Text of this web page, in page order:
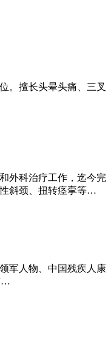
。擅长头晕头痛、三叉
外科治疗工作，迄今完
斜颈、扭转痉挛等…
军人物、中国残疾人康